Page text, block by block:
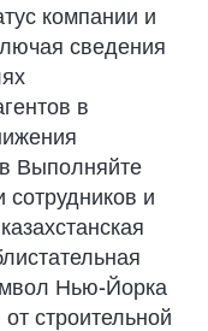
компании и
сведения
в
Выполняйте
и
Нью-Йорка
строительной